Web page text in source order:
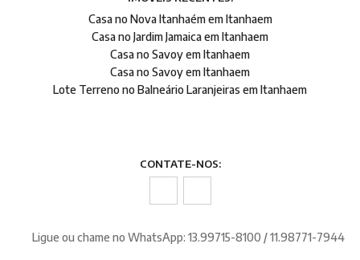
Casa no Nova Itanhaém em Itanhaem
Casa no Jardim Jamaica em Itanhaem
Casa no Savoy em Itanhaem
Casa no Savoy em Itanhaem
Lote Terreno no Balneário Laranjeiras em Itanhaem
CONTATE-NOS:
Ligue ou chame no WhatsApp: 13.99715-8100 / 11.98771-7944